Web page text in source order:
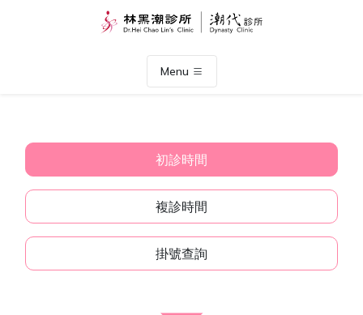
Menu
初診時間
複診時間
掛號查詢